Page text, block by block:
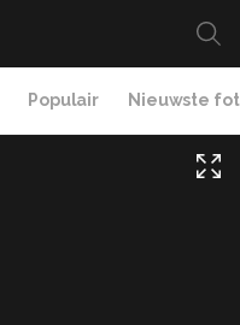
Populair Nieuwste